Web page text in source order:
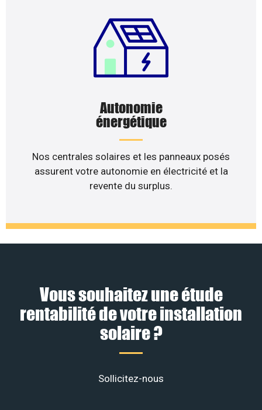
Autonomie
énergétique
Nos centrales solaires et les panneaux posés
assurent votre autonomie en électricité et la
revente du surplus.
Vous souhaitez une étude
rentabilité de votre installation
solaire ?
Sollicitez-nous